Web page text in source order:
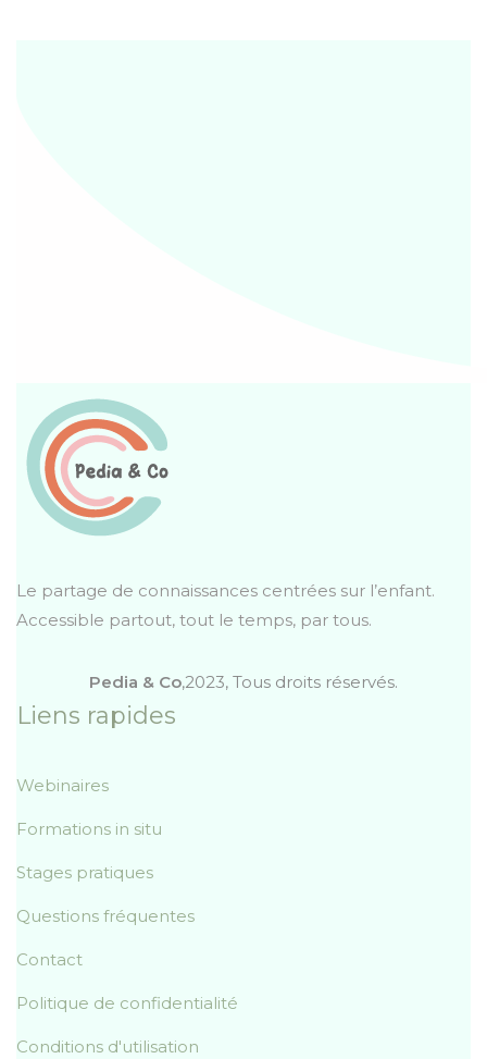
Le partage de connaissances centrées sur l’enfant.
Accessible partout, tout le temps, par tous.
Pedia & Co,2023, Tous droits réservés.
Liens rapides
Webinaires
Formations in situ
Stages pratiques
Questions fréquentes
Contact
Politique de confidentialité
Conditions d'utilisation